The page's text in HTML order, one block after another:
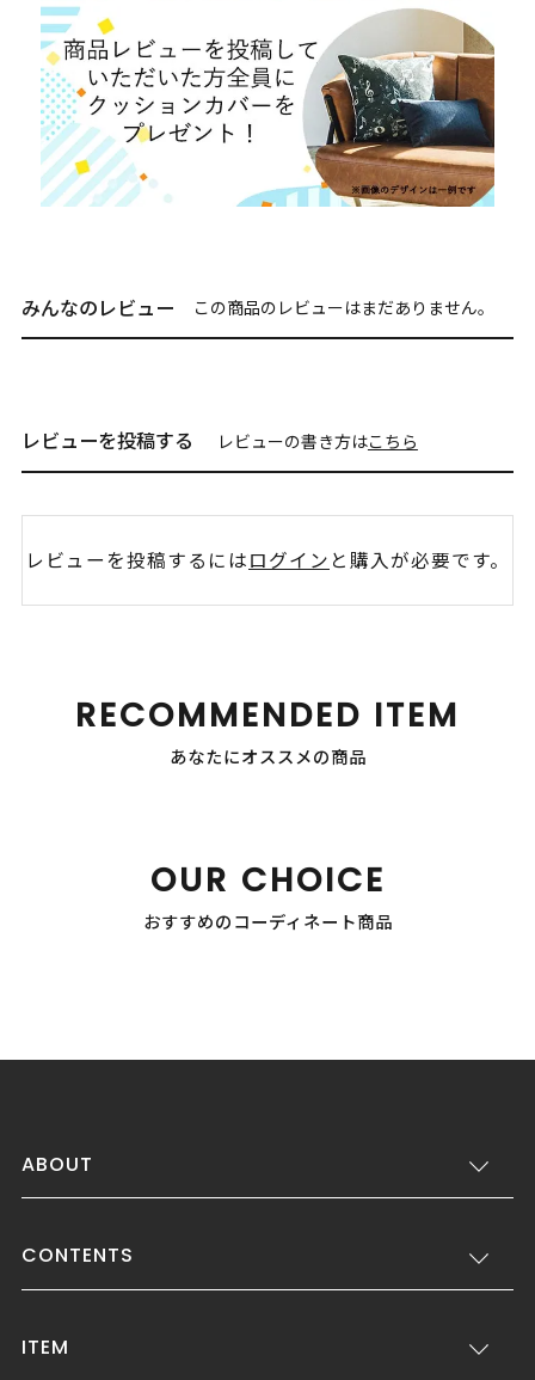
みんなのレビュー この商品のレビューはまだありません。
レビューを投稿する レビューの書き方はこちら
レビューを投稿するにはログイン と購入が必要です。
RECOMMENDED ITEM
あなたにオススメの商品
OUR CHOICE
おすすめのコーディネート商品
ABOUT
CONTENTS
ITEM